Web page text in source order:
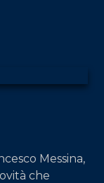
la
Messina,
che